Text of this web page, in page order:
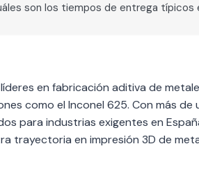
son los tiempos de entrega típicos
líderes en fabricación aditiva de
como el Inconel 625. Con más
para industrias exigentes en
trayectoria en impresión 3D de